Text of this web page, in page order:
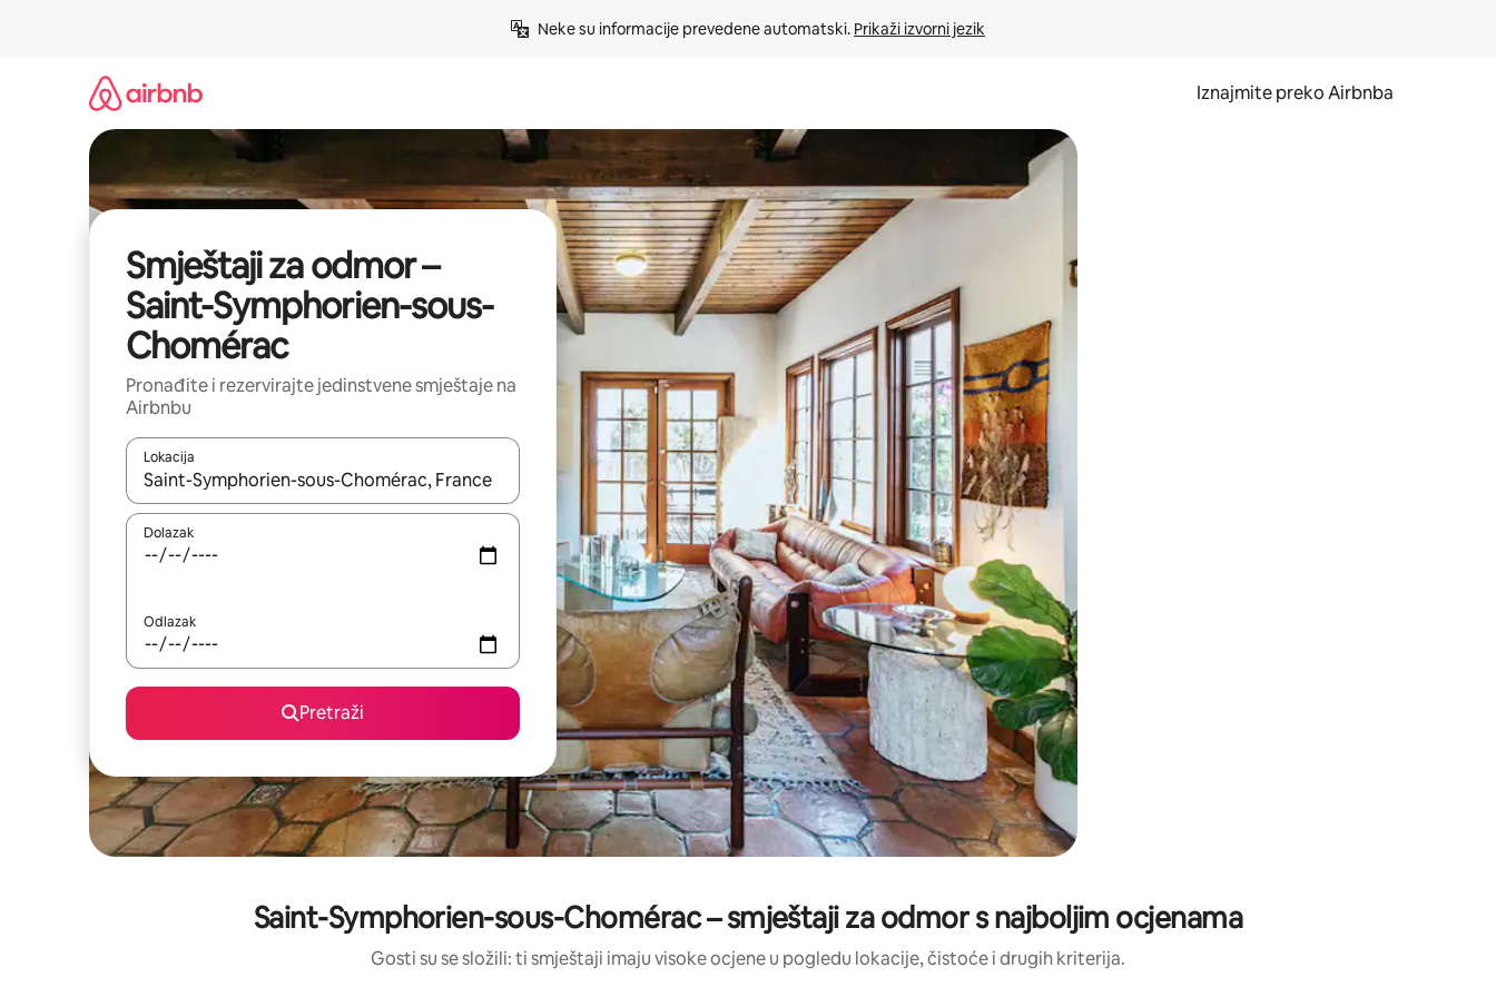
Neke su informacije prevedene automatski. Prikaži izvorni jezik
Iznajmite preko Airbnba
Smještaji za odmor –
Saint-Symphorien-sous-
Chomérac
Pronađite i rezervirajte jedinstvene smještaje na
Airbnbu
Lokacija
Kada budu dostupni rezultati, moći ćete ih pregledati koristeći se strelicama prema gore i prema dolje, kao i dodirom ili prelaskom prstom po zaslonu.
Dolazak
Odlazak
Pretraži
Saint-Symphorien-sous-Chomérac – smještaji za odmor s najboljim ocjenama
Gosti su se složili: ti smještaji imaju visoke ocjene u pogledu lokacije, čistoće i drugih kriterija.